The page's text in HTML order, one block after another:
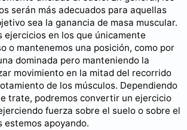
serán más adecuados para aquellas
sea la ganancia de masa muscular.
ejercicios en los que únicamente
o mantenemos una posición, como por
dominada pero manteniendo la
movimiento en la mitad del recorrido
de los músculos. Dependiendo
trate, podremos convertir un ejercicio
fuerza sobre el suelo o sobre el
estemos apoyando.